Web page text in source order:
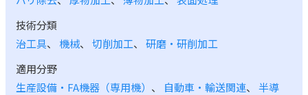
技術分類
治工具、 機械、 切削加工、 研磨・研削加工
適用分野
生産設備・FA機器（専用機） 、 自動車・輸送関連、 半導